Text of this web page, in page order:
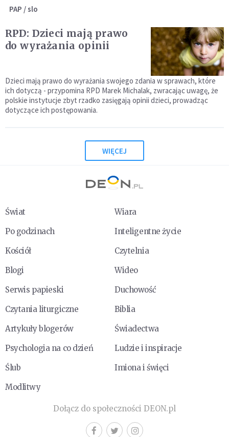
PAP / slo
RPD: Dzieci mają prawo
do wyrażania opinii
Dzieci mają prawo do wyrażania swojego zdania w sprawach, które
ich dotyczą - przypomina RPD Marek Michalak, zwracając uwagę, że
polskie instytucje zbyt rzadko zasięgają opinii dzieci, prowadząc
dotyczące ich postępowania.
WIĘCEJ
Świat
Wiara
Po godzinach
Inteligentne życie
Kościół
Czytelnia
Blogi
Wideo
Serwis papieski
Duchowość
Czytania liturgiczne
Biblia
Artykuły blogerów
Świadectwa
Psychologia na co dzień
Ludzie i inspiracje
Ślub
Imiona i święci
Modlitwy
Dołącz do społeczności DEON.pl